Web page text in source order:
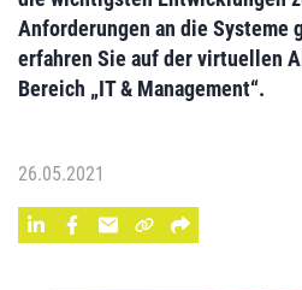
Anforderungen an die Systeme
erfahren Sie auf der virtuellen
Bereich „IT & Management“.
26.05.2021